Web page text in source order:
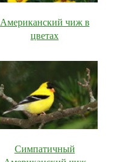
Американский чиж в
цветах
Симпатичный